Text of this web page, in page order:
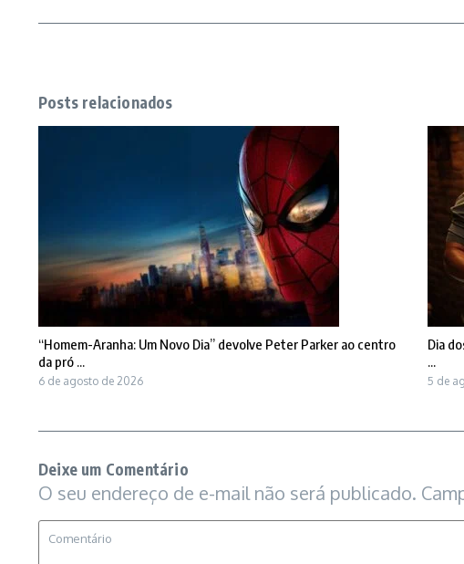
Posts relacionados
“Homem-Aranha: Um Novo Dia” devolve Peter Parker ao centro
da pró ...
6 de agosto de 2026
Dia
...
5 de
Deixe um Comentário
O seu endereço de e-mail não será publicado.